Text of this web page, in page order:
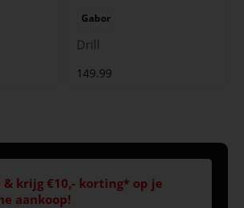
Gabor
Drill
149.99
krijg €10,- korting* op je
aankoop!